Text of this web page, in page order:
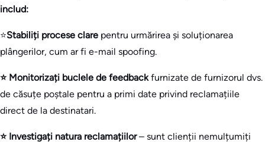
includ:
⭐Stabiliți procese clare pentru urmărirea și soluționarea
plângerilor, cum ar fi e-mail spoofing.
⭐ Monitorizați buclele de feedbackfurnizate de furnizorul dvs.
de căsuțe poștale pentru a primi date privind reclamațiile
direct de la destinatari.
⭐ Investigați natura reclamațiilor– sunt clienții nemulțumiți